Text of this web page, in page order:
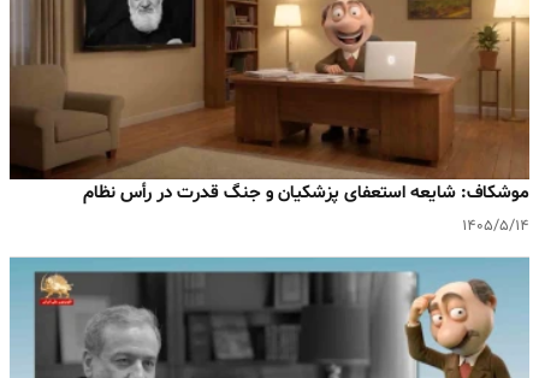
موشکاف: شایعه استعفای پزشکیان و جنگ قدرت در رأس نظام
۱۴۰۵/۵/۱۴